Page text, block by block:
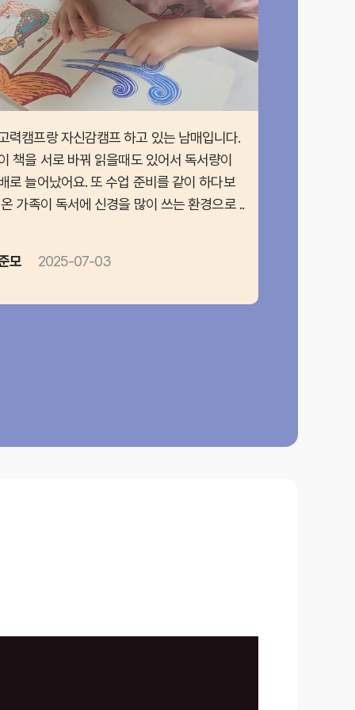
력캠프랑 자신감캠프 하고 있는 남매입니다.
책을 서로 바꿔 읽을때도 있어서 독서량이
로 늘어났어요. 또 수업 준비를 같이 하다보
가족이 독서에 신경을 많이 쓰는 환경으로 ..
모 2025-07-03